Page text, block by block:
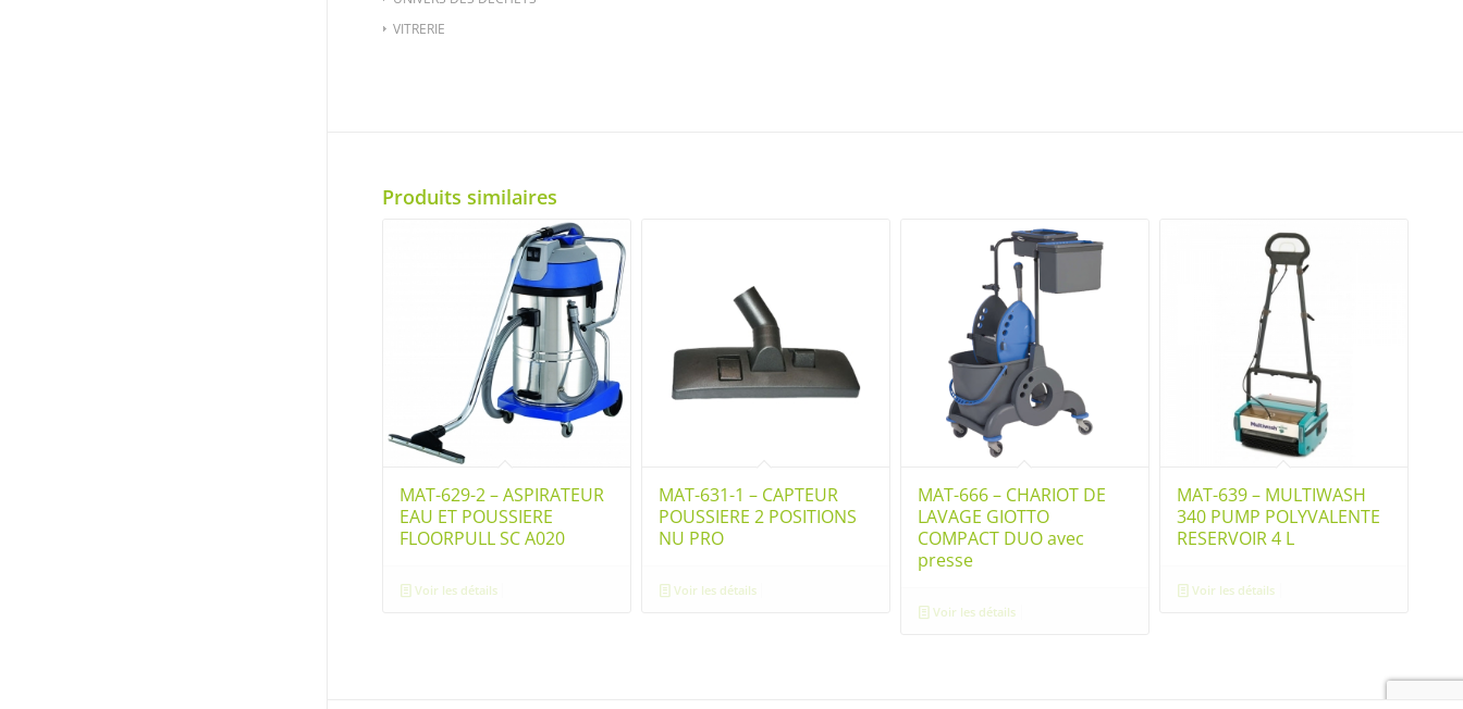
VITRERIE
Produits similaires
MAT-629-2 – ASPIRATEUR
EAU ET POUSSIERE
FLOORPULL SC A020
Voir les détails
MAT-631-1 – CAPTEUR
POUSSIERE 2 POSITIONS
NU PRO
Voir les détails
MAT-666 – CHARIOT DE
LAVAGE GIOTTO
COMPACT DUO avec
presse
Voir les détails
MAT-639 – MULTIWASH
340 PUMP POLYVALENTE
RESERVOIR 4 L
Voir les détails